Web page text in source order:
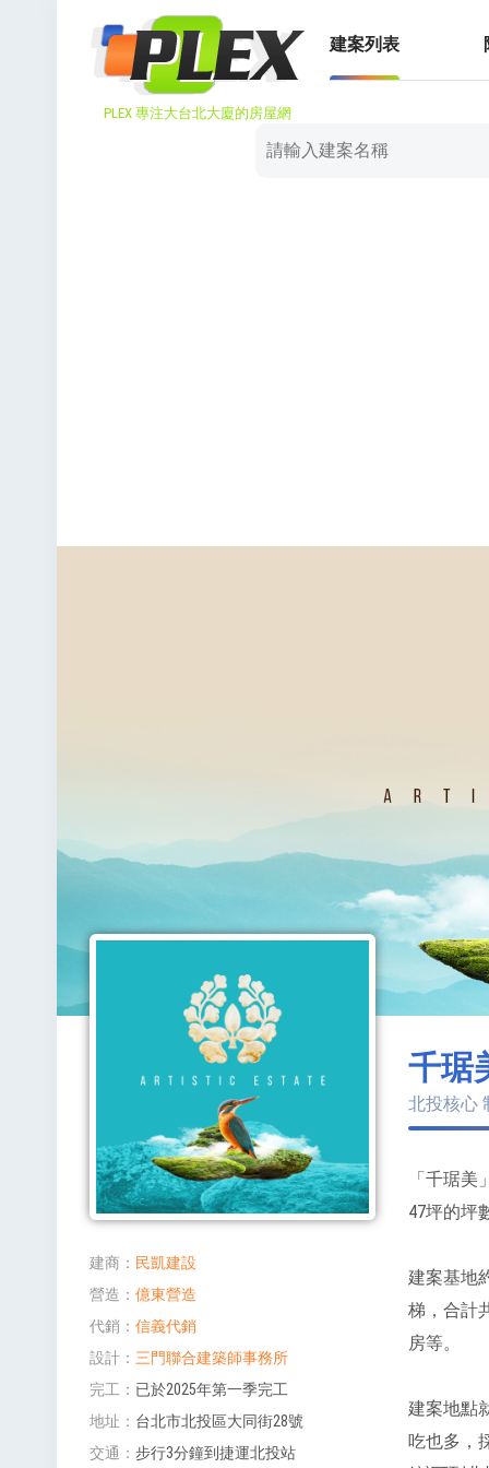
PLEX 專注大台北大廈的房屋網
建案列表
建商
民凱建設
營造
億東營造
代銷
信義代銷
設計
三門聯合建築師事務所
完工
已於2025年第一季完工
地址
台北市北投區大同街28號
交通
步行3分鐘到捷運北投站
千琚
北投核心
「千琚
47坪的坪
建案基地
梯，合計
房等。
建案地點
吃也多，